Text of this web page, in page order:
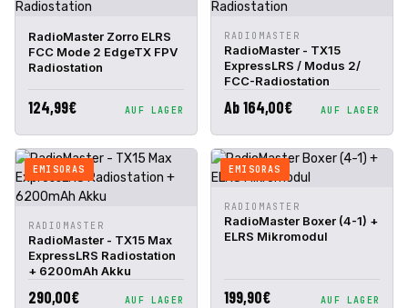
SCHNELLANSICHT
IN DEN
RadioMaster Zorro ELRS
FCC Mode 2 EdgeTX FPV
Radiostation
124,99€ AUF LAGER
SCHNELLANSICHT
WARENKORB
RADIOMASTER
RadioMaster - TX15
ExpressLRS / Modus 2/
FCC-Radiostation
Ab 164,00€ AUF LAGER
EMISORAS
SCHNELLANSICHT
WARENKORB
RADIOMASTER
RadioMaster - TX15 Max
ExpressLRS Radiostation
+ 6200mAh Akku
290,00€ AUF LAGER
EMISORAS
SCHNELLANSICHT
WARENKORB
RADIOMASTER
RadioMaster Boxer (4-1) +
ELRS Mikromodul
199,90€ AUF LAGER